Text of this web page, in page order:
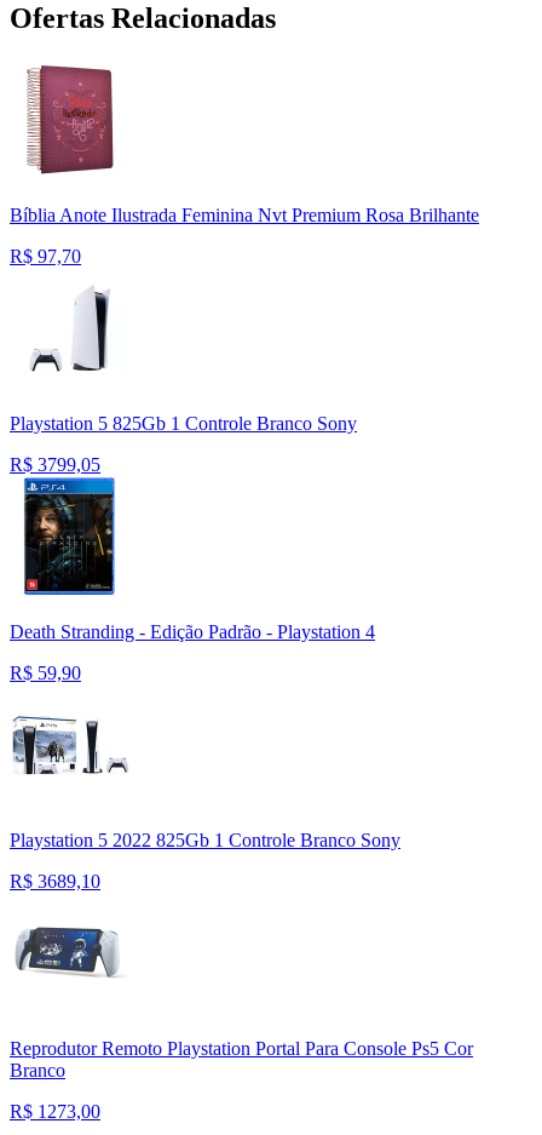
Ofertas Relacionadas
Bíblia Anote Ilustrada Feminina Nvt Premium Rosa Brilhante
R$ 97,70
Playstation 5 825Gb 1 Controle Branco Sony
R$ 3799,05
Death Stranding - Edição Padrão - Playstation 4
R$ 59,90
Playstation 5 2022 825Gb 1 Controle Branco Sony
R$ 3689,10
Reprodutor Remoto Playstation Portal Para Console Ps5 Cor
Branco
R$ 1273,00